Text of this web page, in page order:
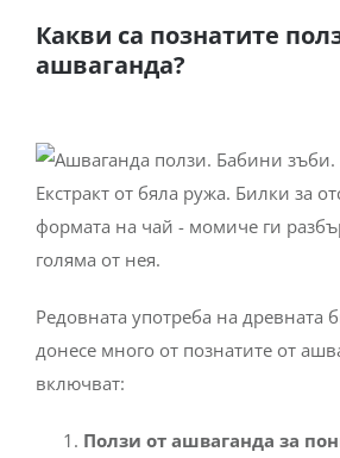
ашваганда?
донесе много от познатите от
включват:
стреса и тревожността.